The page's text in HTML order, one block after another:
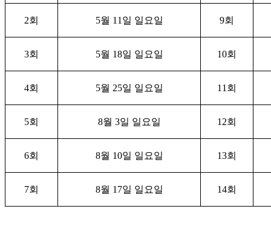
2회 5월 11 일 일요일 9회
3회 5월 18일 일요일 10회
4회 5월 25일 일요일 11 회
5회 8월 3일 일요일 12회
6회 8월 10일 일요일 13회
7회 8월 17일 일요일 14회